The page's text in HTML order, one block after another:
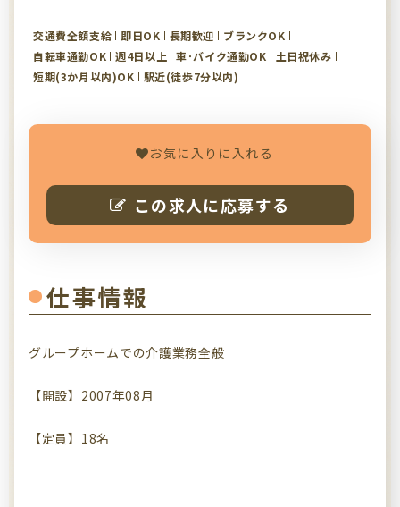
交通費全額支給 即日OK 長期歓迎
ブランクOK
自転車通勤OK
週4日以上 車･バイク通勤OK
土日祝休み
短期(3か月以内)OK
駅近(徒歩7分以内)
お気に入りに入れる
この求人に応募する
仕事情報
グループホームでの介護業務全般
【開設】2007年08月
【定員】18名